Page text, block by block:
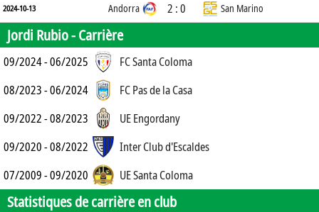
2024-10-13 Andorra 2 : 0 San Marino
Jordi Rubio -Carrière
09/2024 - 06/2025
FC Santa Coloma
08/2023 - 06/2024
FC Pas de la Casa
09/2022 - 08/2023
UE Engordany
09/2020 - 08/2022
Inter Club d'Escaldes
07/2009 - 09/2020
UE Santa Coloma
Statistiques de carrière en club